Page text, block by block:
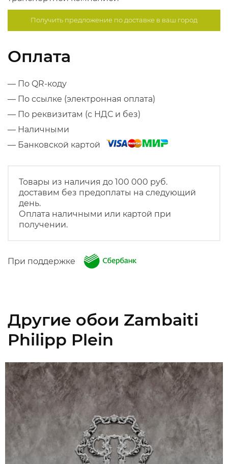
Получить предложение подоставке в ваш город
Оплата
— По QR-коду
— По ссылке (электронная оплата)
— По реквизитам (с НДС и без)
— Наличными
— Банковской картой
Товары из наличия до 100 000 руб.
доставим без предоплаты на следующий
день.
Оплата наличными или картой при
получении.
При поддержке
Другие обои Zambaiti
Philipp Plein